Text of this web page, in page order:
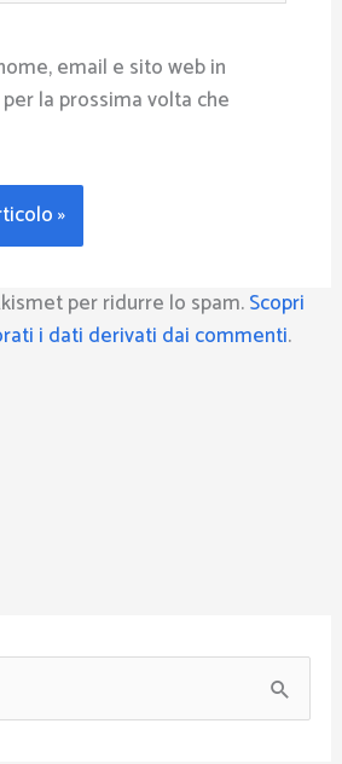
email e sito web in
la prossima volta che
per ridurre lo spam.Scopri
i dati derivati dai commenti.